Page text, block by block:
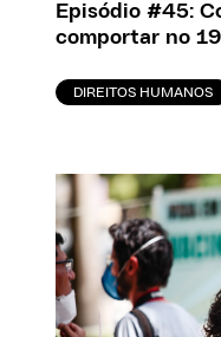
Episódio #45:
comportar no
DIREITOS HUMANOS